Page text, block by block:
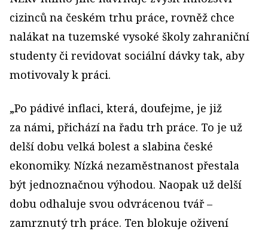
cizinců na českém trhu práce, rovněž chce
nalákat na tuzemské vysoké školy zahraniční
studenty či revidovat sociální dávky tak, aby
motivovaly k práci.
„Po pádivé inflaci, která, doufejme, je již
za námi, přichází na řadu trh práce. To je už
delší dobu velká bolest a slabina české
ekonomiky. Nízká nezaměstnanost přestala
být jednoznačnou výhodou. Naopak už delší
dobu odhaluje svou odvrácenou tvář –
zamrznutý trh práce. Ten blokuje oživení